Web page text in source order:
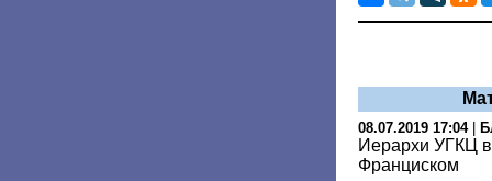
08.07.2019 17:04|
Иерархи УГКЦ
Франциском